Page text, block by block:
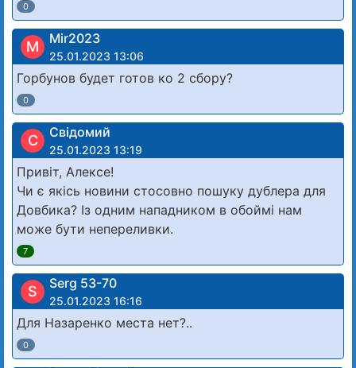
0
M Mir2023
25.01.2023 13:06
Горбунов будет готов ко 2 сбору?
0
С Свідомий
25.01.2023 13:19
Привіт, Алексе!
Чи є якісь новини стосовно пошуку дублера для
Довбика? Із одним нападником в обоймі нам
може бути непереливки.
7
S Serg 53-70
25.01.2023 16:16
Для Назаренко места нет?..
0